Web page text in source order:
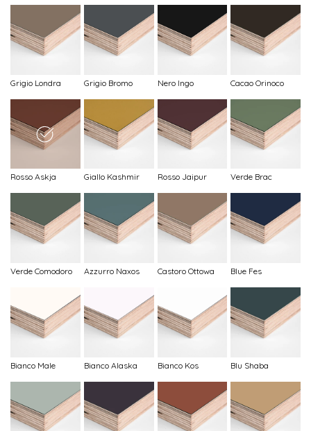
Grigio Londra Grigio Bromo Nero Ingo Cacao Orinoco
Rosso Askja Giallo Kashmir Rosso Jaipur Verde Brac
Verde Comodoro Azzurro Naxos Castoro Ottowa Blue Fes
Bianco Male Bianco Alaska Bianco Kos Blu Shaba